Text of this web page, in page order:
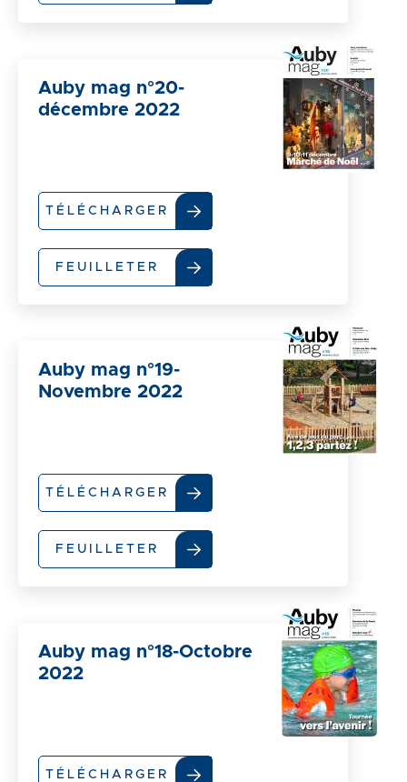
Auby mag n°20-
décembre 2022
TÉLÉCHARGER
FEUILLETER
Auby mag n°19-
Novembre 2022
TÉLÉCHARGER
FEUILLETER
Auby mag n°18-Octobre
2022
TÉLÉCHARGER